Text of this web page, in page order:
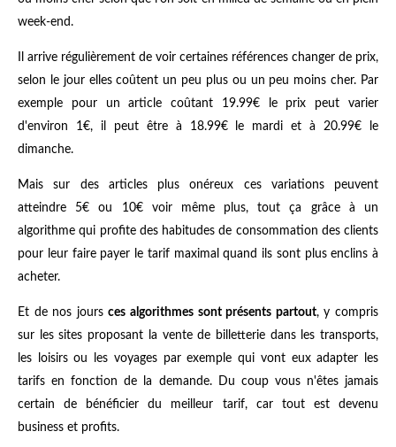
week-end.
Il arrive régulièrement de voir certaines références changer de prix,
selon le jour elles coûtent un peu plus ou un peu moins cher. Par
exemple pour un article coûtant 19.99€ le prix peut varier
d'environ 1€, il peut être à 18.99€ le mardi et à 20.99€ le
dimanche.
Mais sur des articles plus onéreux ces variations peuvent
atteindre 5€ ou 10€ voir même plus, tout ça grâce à un
algorithme qui profite des habitudes de consommation des clients
pour leur faire payer le tarif maximal quand ils sont plus enclins à
acheter.
Et de nos joursces algorithmes sont présents partout, y compris
sur les sites proposant la vente de billetterie dans les transports,
les loisirs ou les voyages par exemple qui vont eux adapter les
tarifs en fonction de la demande. Du coup vous n'êtes jamais
certain de bénéficier du meilleur tarif, car tout est devenu
business et profits.